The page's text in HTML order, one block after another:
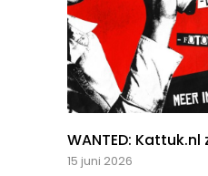
WANTED:
15 juni 2026